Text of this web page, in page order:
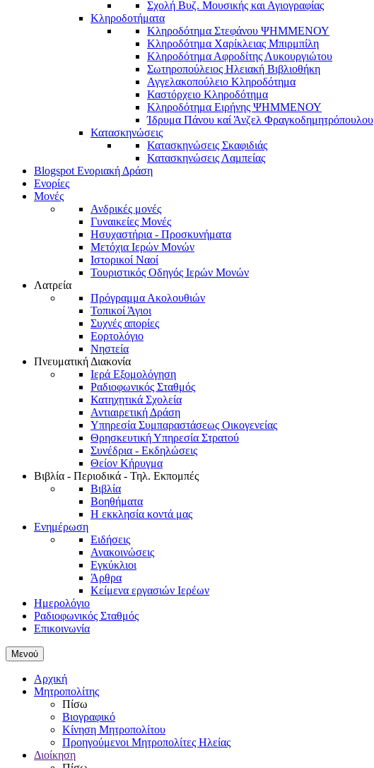
Σχολή Βυζ. Μουσικής και Αγιογραφίας
Κληροδοτήματα
Κληροδότημα Στεφάνου ΨΗΜΜΕΝΟΥ
Κληροδότημα Χαρίκλειας Μπιρμπίλη
Κληροδότημα Αφροδίτης Λυκουργιώτου
Σωτηροπούλειος Ηλειακή Βιβλιοθήκη
Αγγελακοπούλειο Κληροδότημα
Καστόρχειο Κληροδότημα
Κληροδότημα Ειρήνης ΨΗΜΜΕΝΟΥ
Ίδρυμα Πάνου καί Άνζελ Φραγκοδημητρόπουλου
Κατασκηνώσεις
Κατασκηνώσεις Σκαφιδιάς
Κατασκηνώσεις Λαμπείας
Blogspot Ενοριακή Δράση
Ενορίες
Μονές
Ανδρικές μονές
Γυναικείες Μονές
Ησυχαστήρια - Προσκυνήματα
Μετόχια Ιερών Μονών
Ιστορικοί Ναοί
Τουριστικός Οδηγός Ιερών Μονών
Λατρεία
Πρόγραμμα Ακολουθιών
Τοπικοί Άγιοι
Συχνές απορίες
Εορτολόγιο
Νηστεία
Πνευματική Διακονία
Ιερά Εξομολόγηση
Ραδιοφωνικός Σταθμός
Κατηχητικά Σχολεία
Αντιαιρετική Δράση
Υπηρεσία Συμπαραστάσεως Οικογενείας
Θρησκευτική Υπηρεσία Στρατού
Συνέδρια - Εκδηλώσεις
Θείον Κήρυγμα
Βιβλία - Περιοδικά - Τηλ. Εκπομπές
Βιβλία
Βοηθήματα
Η εκκλησία κοντά μας
Ενημέρωση
Ειδήσεις
Ανακοινώσεις
Εγκύκλιοι
Άρθρα
Κείμενα εργασιών Ιερέων
Ημερολόγιο
Ραδιοφωνικός Σταθμός
Επικοινωνία
Μενού
Αρχική
Μητροπολίτης
Πίσω
Βιογραφικό
Κίνηση Μητροπολίτου
Προηγούμενοι Μητροπολίτες Ηλείας
Διοίκηση